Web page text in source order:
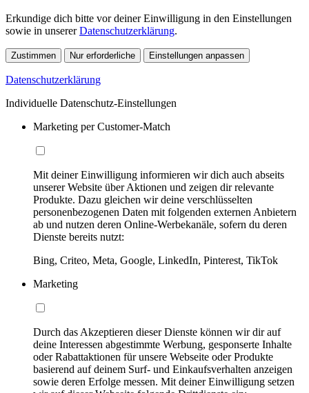
Erkundige dich bitte vor deiner Einwilligung in den Einstellungen
sowie in unsererDatenschutzerklärung.
Zustimmen Nur erforderliche Einstellungen anpassen
Datenschutzerklärung
Individuelle Datenschutz-Einstellungen
Marketing per Customer-Match
Mit deiner Einwilligung informieren wir dich auch abseits
unserer Website über Aktionen und zeigen dir relevante
Produkte. Dazu gleichen wir deine verschlüsselten
personenbezogenen Daten mit folgenden externen Anbietern
ab und nutzen deren Online-Werbekanäle, sofern du deren
Dienste bereits nutzt:
Bing, Criteo, Meta, Google, LinkedIn, Pinterest, TikTok
Marketing
Durch das Akzeptieren dieser Dienste können wir dir auf
deine Interessen abgestimmte Werbung, gesponserte Inhalte
oder Rabattaktionen für unsere Webseite oder Produkte
basierend auf deinem Surf- und Einkaufsverhalten anzeigen
sowie deren Erfolge messen. Mit deiner Einwilligung setzen